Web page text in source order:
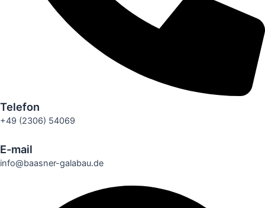
Telefon
+49 (2306) 54069
E-mail
info@baasner-galabau.de